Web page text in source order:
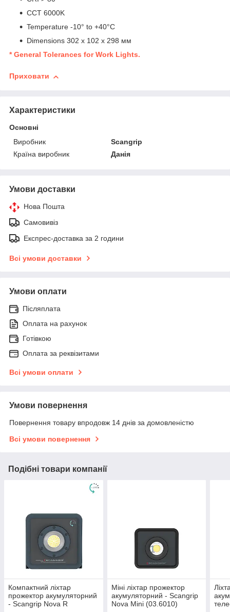
CCT 6000K
Temperature -10° to +40°C
Dimensions 302 x 102 x 298 мм
*General Tolerances for Work Lights.
Приховати
Характеристики
Основні
Виробник
Scangrip
Країна виробник
Данія
Умови доставки
Нова Пошта
Самовивіз
Експрес-доставка за 2 години
Всі умови доставки
Умови оплати
Післяплата
Оплата на рахунок
Готівкою
Оплата за реквізитами
Всі умови оплати
Умови повернення
Повернення товару впродовж 14 днів за домовленістю
Всі умови повернення
Подібні товари компанії
Компактний ліхтар
прожектор акумуляторний
- Scangrip Nova R
Міні ліхтар прожектор
акумуляторний - Scangrip
Nova Mini (03.6010)